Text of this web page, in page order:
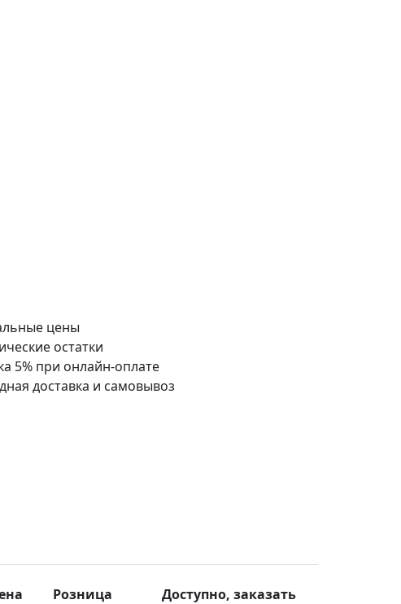
цены
остатки
5% при онлайн-оплате
доставка и самовывоз
Розница
Доступно, заказать